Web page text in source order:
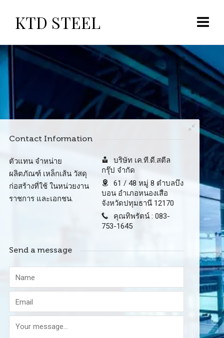
KTD STEEL
Contact Information
ตัวแทน จำหน่าย
ผลิตภัณฑ์ เหล็กเส้น วัสดุ
ก่อสร้างที่ใช้ ในหน่วยงาน
ราชการ และเอกชน.
บริษัท เค.ที.ดี.สตีล
กรุ๊ป จำกัด
61 / 48 หมู่ 8 ตำบลบึง
บอน อำเภอหนองเสือ
จังหวัดปทุมธานี 12170
คุณทิพรัตน์ : 083-
753-1645
Send a message